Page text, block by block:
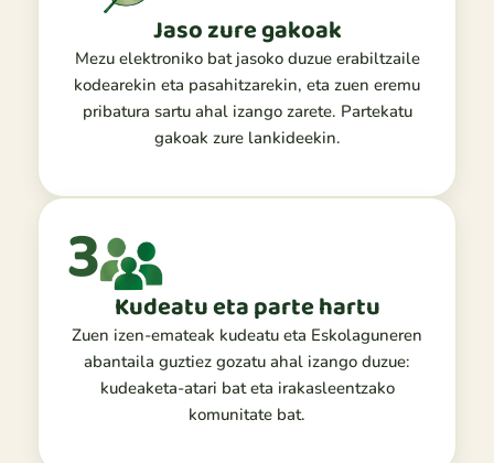
Jaso zure gakoak
Mezu elektroniko bat jasoko duzue erabiltzaile
kodearekin eta pasahitzarekin, eta zuen eremu
pribatura sartu ahal izango zarete. Partekatu
gakoak zure lankideekin.
3 Kudeatu eta parte hartu
Zuen izen-emateak kudeatu eta Eskolaguneren
abantaila guztiez gozatu ahal izango duzue:
kudeaketa-atari bat eta irakasleentzako
komunitate bat.